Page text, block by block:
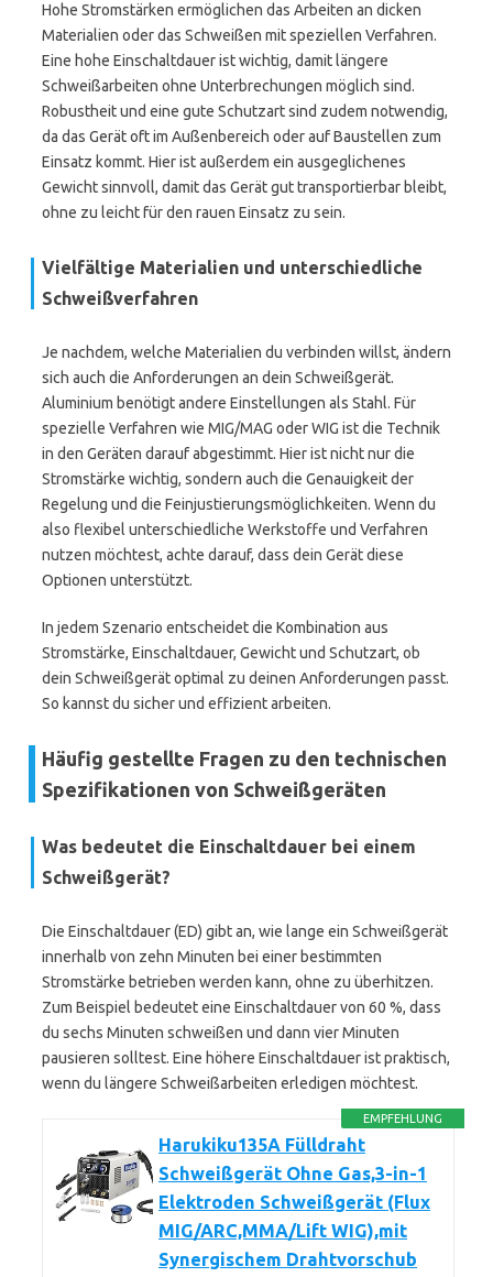
Hohe Stromstärken ermöglichen das Arbeiten an dicken
Materialien oder das Schweißen mit speziellen Verfahren.
Eine hohe Einschaltdauer ist wichtig, damit längere
Schweißarbeiten ohne Unterbrechungen möglich sind.
Robustheit und eine gute Schutzart sind zudem notwendig,
da das Gerät oft im Außenbereich oder auf Baustellen zum
Einsatz kommt. Hier ist außerdem ein ausgeglichenes
Gewicht sinnvoll, damit das Gerät gut transportierbar bleibt,
ohne zu leicht für den rauen Einsatz zu sein.
Vielfältige Materialien und unterschiedliche
Schweißverfahren
Je nachdem, welche Materialien du verbinden willst, ändern
sich auch die Anforderungen an dein Schweißgerät.
Aluminium benötigt andere Einstellungen als Stahl. Für
spezielle Verfahren wie MIG/MAG oder WIG ist die Technik
in den Geräten darauf abgestimmt. Hier ist nicht nur die
Stromstärke wichtig, sondern auch die Genauigkeit der
Regelung und die Feinjustierungsmöglichkeiten. Wenn du
also flexibel unterschiedliche Werkstoffe und Verfahren
nutzen möchtest, achte darauf, dass dein Gerät diese
Optionen unterstützt.
In jedem Szenario entscheidet die Kombination aus
Stromstärke, Einschaltdauer, Gewicht und Schutzart, ob
dein Schweißgerät optimal zu deinen Anforderungen passt.
So kannst du sicher und effizient arbeiten.
Häufig gestellte Fragen zu den technischen
Spezifikationen von Schweißgeräten
Was bedeutet die Einschaltdauer bei einem
Schweißgerät?
Die Einschaltdauer (ED) gibt an, wie lange ein Schweißgerät
innerhalb von zehn Minuten bei einer bestimmten
Stromstärke betrieben werden kann, ohne zu überhitzen.
Zum Beispiel bedeutet eine Einschaltdauer von 60 %, dass
du sechs Minuten schweißen und dann vier Minuten
pausieren solltest. Eine höhere Einschaltdauer ist praktisch,
wenn du längere Schweißarbeiten erledigen möchtest.
EMPFEHLUNG
Harukiku135A Fülldraht
Schweißgerät Ohne Gas,3-in-1
Elektroden Schweißgerät (Flux
MIG/ARC,MMA/Lift WIG),mit
Synergischem Drahtvorschub